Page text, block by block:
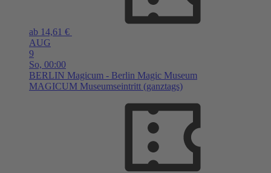
ab 14,61 €
AUG
9
So, 00:00
BERLIN Magicum - Berlin Magic Museum
MAGICUM Museumseintritt (ganztags)